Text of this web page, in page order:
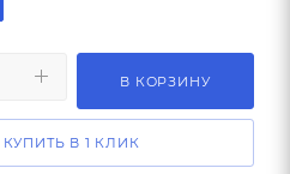
В КОРЗИНУ
КУПИТЬ В 1 КЛИК